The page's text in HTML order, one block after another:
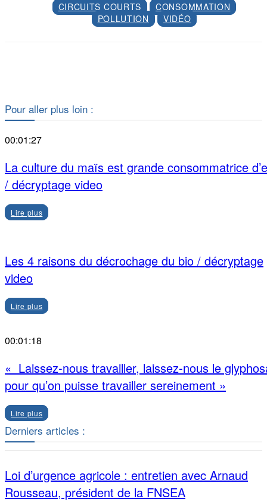
CIRCUITS COURTS
CONSOMMATION
POLLUTION
VIDÉO
Pour aller plus loin :
00:01:27
La culture du maïs est grande consommatrice
/ décryptage video
Lire plus
Les 4 raisons du décrochage du bio / décryptage
video
Lire plus
00:01:18
« Laissez-nous travailler, laissez-nous le
pour qu’on puisse travailler sereinement »
Lire plus
Derniers articles :
Loi d’urgence agricole : entretien avec Arnaud
Rousseau, président de la FNSEA